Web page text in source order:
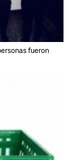
fueron